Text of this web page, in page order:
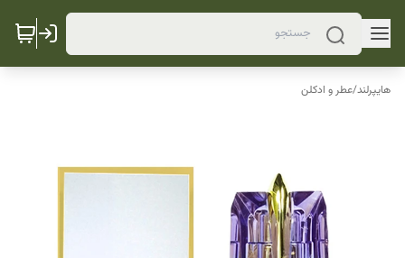
هایپرلند/عطر و ادکلن